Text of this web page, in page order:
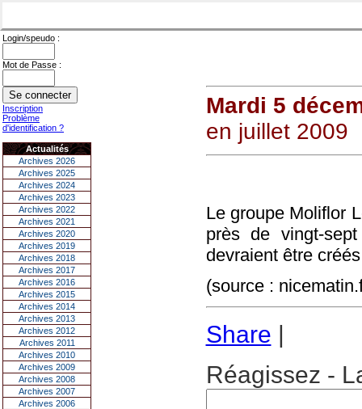
Login/speudo :
Mot de Passe :
Inscription
Problème
d'identification ?
Actualités
Archives 2026
Archives 2025
Archives 2024
Archives 2023
Archives 2022
Archives 2021
Archives 2020
Archives 2019
Archives 2018
Archives 2017
Archives 2016
Archives 2015
Archives 2014
Archives 2013
Archives 2012
Archives 2011
Archives 2010
Archives 2009
Archives 2008
Archives 2007
Archives 2006
Mardi 5
en juillet 2009
Le groupe Moliflor
près de vingt-
devraient être
(source :
Share |
Réagissez -